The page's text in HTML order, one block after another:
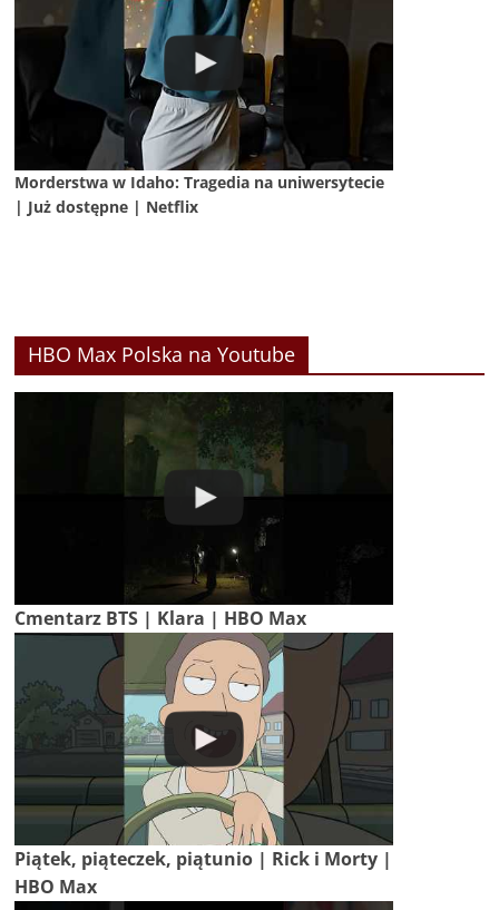
Morderstwa w Idaho: Tragedia na uniwersytecie
| Już dostępne | Netflix
HBO Max Polska na Youtube
Cmentarz BTS | Klara | HBO Max
Piątek, piąteczek, piątunio | Rick i Morty |
HBO Max